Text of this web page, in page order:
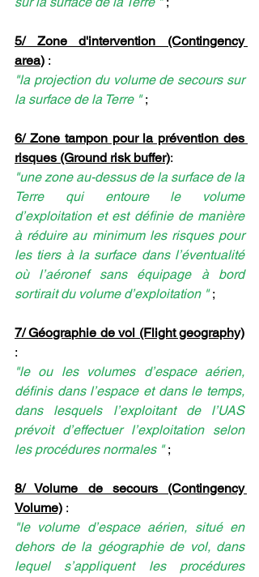
5/ Zone d'intervention (Contingency
area) :
"la projection du volume de secours sur
la surface de la Terre " ;
6/ Zone tampon pour la prévention des
risques (Ground risk buffer):
"une zone au-dessus de la surface de la
Terre qui entoure le volume
d’exploitation et est définie de manière
à réduire au minimum les risques pour
les tiers à la surface dans l’éventualité
où l’aéronef sans équipage à bord
sortirait du volume d’exploitation " ;
7/ Géographie de vol (Flight geography)
:
"le ou les volumes d’espace aérien,
définis dans l’espace et dans le temps,
dans lesquels l’exploitant de l’UAS
prévoit d’effectuer l’exploitation selon
les procédures normales " ;
8/ Volume de secours (Contingency
Volume) :
"le volume d’espace aérien, situé en
dehors de la géographie de vol, dans
lequel s’appliquent les procédures